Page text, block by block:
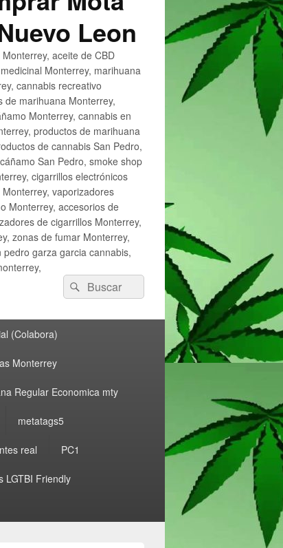
Leon
aceite de CBD
Monterrey, marihuana
cannabis recreativo
de marihuana Monterrey,
Monterrey, cannabis en
productos de marihuana
de cannabis San Pedro,
San Pedro, smoke shop
cigarrillos electrónicos
vaporizadores
Monterrey, accesorios de
de cigarrillos Monterrey,
zonas de fumar Monterrey,
garza garcia cannabis,
Buscar
por:
Buscar
(Colabora)
Monterrey
Regular Economica mty
metatags5
real PC1
LGTBI Friendly